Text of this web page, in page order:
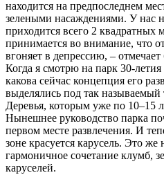
находится на предпоследнем
зелеными насаждениями. У нас
приходится всего 2 квадратных
принимается во внимание, что
вгоняет в депрессию, –
Когда я смотрю на парк 30-
какова сейчас концепция его
выделялись под так
Деревья, которым уже по 10–15
Нынешнее руководство парка
первом месте развлечения. И
зоне красуется карусель. Это
гармоничное сочетание клумб,
каруселей.